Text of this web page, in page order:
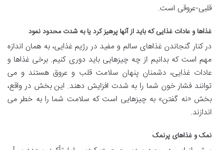
قلبی-عروقی است.
غذاها و عادات غذایی که باید از آنها پرهیز کرد یا به شدت محدود نمود
در کنار گنجاندن غذاهای سالم و مفید در رژیم غذایی، به همان اندازه
مهم است که بدانیم از چه چیزهایی باید دوری کنیم. برخی غذاها و
عادات غذایی، دشمنان پنهان سلامت قلب و عروق هستند و می
توانند فشار خون شما را به شدت افزایش دهند. این بخش در واقع،
بخش «نه گفتن» به چیزهایی است که سلامت شما را به خطر می
اندازند.
نمک و غذاهای پرنمک